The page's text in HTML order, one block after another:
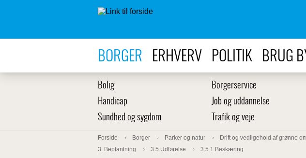
BORGER ERHVERV POLITIK BRUG
Bolig Borgerservice
Handicap
Job og uddannelse
Sundhed og sygdom
Trafik og veje
Forside Borger Parker og natur Drift og vedligehold af grønne
3. Beplantning
3.5 Udførelse 3.5.1 Beskæring